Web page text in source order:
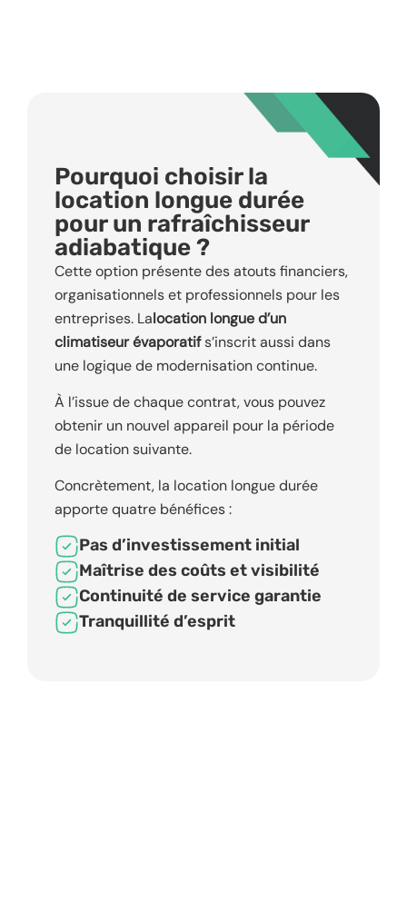
Pourquoi choisir la
location longue durée
pour un rafraîchisseur
adiabatique ?
Cette option présente des atouts financiers,
organisationnels et professionnels pour les
entreprises. Lalocation longue d’un
climatiseur évaporatifs’inscrit aussi dans
une logique de modernisation continue.
À l’issue de chaque contrat, vous pouvez
obtenir un nouvel appareil pour la période
de location suivante.
Concrètement, la location longue durée
apporte quatre bénéfices :
Pas d’investissement initial
Maîtrise des coûts et visibilité
Continuité de service garantie
Tranquillité d’esprit